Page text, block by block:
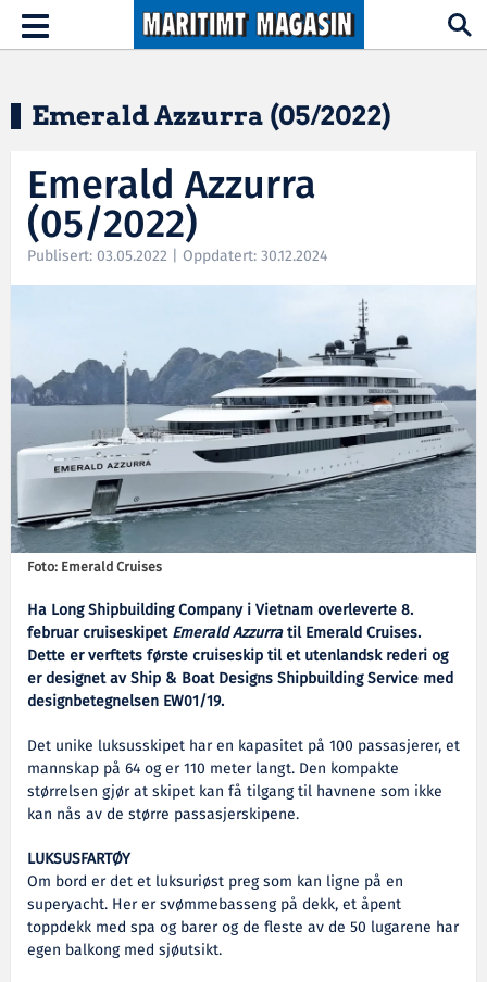
Hopp til hovedinnhold
Toggle
navigation
Emerald Azzurra (05/2022)
Emerald Azzurra
(05/2022)
Publisert: 03.05.2022 | Oppdatert: 30.12.2024
Foto: Emerald Cruises
Ha Long Shipbuilding Company i Vietnam overleverte 8.
februar cruiseskipetEmerald Azzurratil Emerald Cruises.
Dette er verftets første cruiseskip til et utenlandsk rederi og
er designet av Ship & Boat Designs Shipbuilding Service med
designbetegnelsen EW01/19.
Det unike luksusskipet har en kapasitet på 100 passasjerer, et
mannskap på 64 og er 110 meter langt. Den kompakte
størrelsen gjør at skipet kan få tilgang til havnene som ikke
kan nås av de større passasjerskipene.
LUKSUSFARTØY
Om bord er det et luksuriøst preg som kan ligne på en
superyacht. Her er svømmebasseng på dekk, et åpent
toppdekk med spa og barer og de fleste av de 50 lugarene har
egen balkong med sjøutsikt.